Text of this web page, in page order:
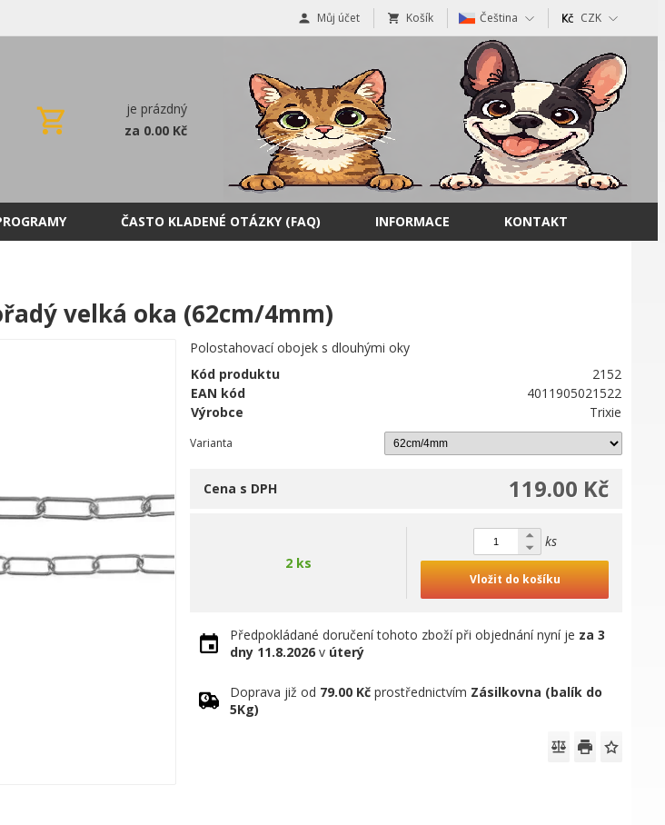
Můj účet Košík Čeština CZK
je prázdný
za 0.00 Kč
ČASTO KLADENÉ OTÁZKY (FAQ) INFORMACE KONTAKT
velká oka (62cm/4mm)
Polostahovací obojek s dlouhými oky
Kód produktu
2152
EAN kód
4011905021522
Výrobce
Trixie
Varianta
119.00 Kč
Cena s DPH
2 ks
ks
Vložit do košíku
Předpokládané doručení tohoto zboží při objednání nyní je za 3
dny 11.8.2026 v úterý
Doprava již od 79.00 Kč prostřednictvím Zásilkovna (balík do
5Kg)